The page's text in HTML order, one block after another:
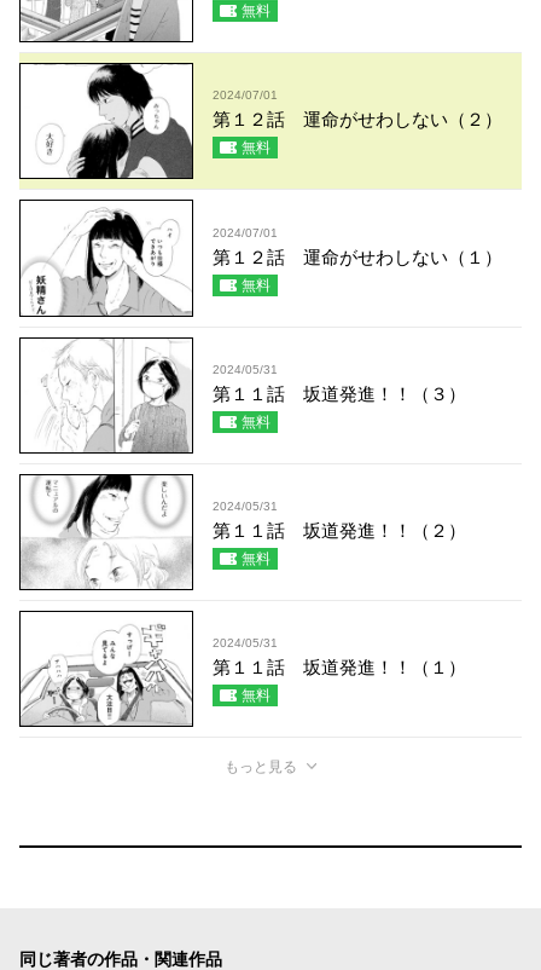
無料
2024/07/01
第１２話 運命がせわしない（２）
無料
2024/07/01
第１２話 運命がせわしない（１）
無料
2024/05/31
第１１話 坂道発進！！（３）
無料
2024/05/31
第１１話 坂道発進！！（２）
無料
2024/05/31
第１１話 坂道発進！！（１）
無料
もっと見る
同じ著者の作品・関連作品